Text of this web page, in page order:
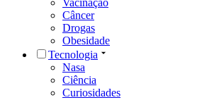
Vacinação
Câncer
Drogas
Obesidade
Tecnologia
Nasa
Ciência
Curiosidades